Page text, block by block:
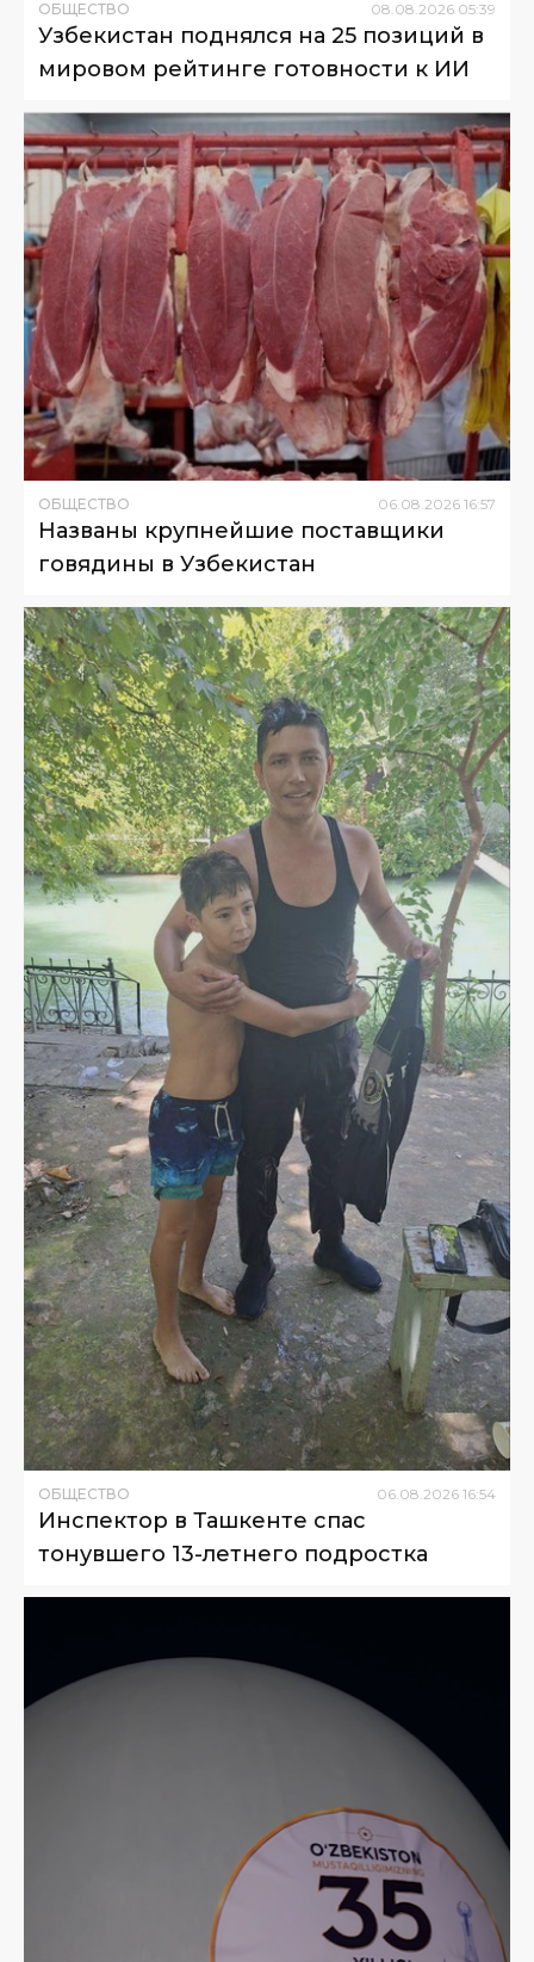
ОБЩЕСТВО 08 08 2026 05:39
Узбекистан поднялся на 25 позиций в
мировом рейтинге готовности к ИИ
ОБЩЕСТВО 06 08 2026 16:57
Названы крупнейшие поставщики
говядины в Узбекистан
ОБЩЕСТВО 06.08.2026 16:54
Инспектор в Ташкенте спас
тонувшего 13-летнего подростка